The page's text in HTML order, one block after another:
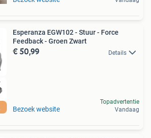
Esperanza EGW102 - Stuur - Force
Feedback - Groen Zwart
€ 50,99 Details
Bezoek website
Topadvertentie
Vandaag